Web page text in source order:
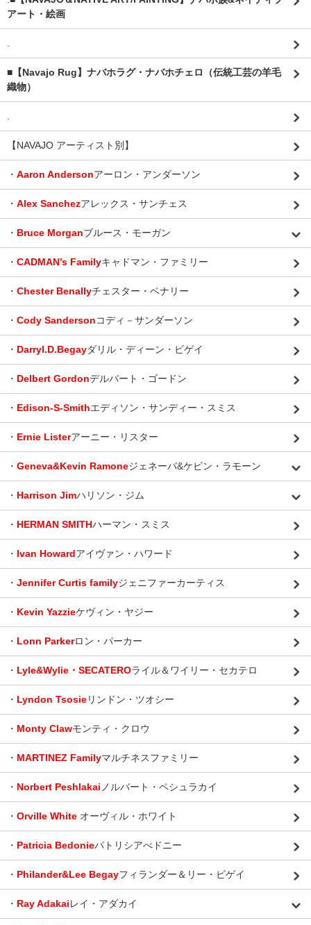
アート・絵画
.
■【Navajo Rug】ナバホラグ・ナバホチェロ（伝統工芸の羊毛
織物）
.
【NAVAJO アーティスト別】
・ Aaron Andersonアーロン・アンダーソン
・ Alex Sanchezアレックス・サンチェス
・ Bruce Morganブルース・モーガン
・ CADMAN’s Familyキャドマン・ファミリー
・ Chester Benallyチェスター・ベナリー
・ Cody Sandersonコディ－サンダーソン
・ Darryl.D.Begayダリル・ディーン・ビゲイ
・ Delbert Gordonデルバート・ゴードン
・ Edison-S-Smithエディソン・サンディー・スミス
・ Ernie Listerアーニー・リスター
・ Geneva&Kevin Ramoneジェネーバ&ケビン・ラモーン
・ Harrison Jimハリソン・ジム
・ HERMAN SMITHハーマン・スミス
・ Ivan Howardアイヴァン・ハワード
・ Jennifer Curtis familyジェニファーカーティス
・ Kevin Yazzieケヴィン・ヤジー
・ Lonn Parkerロン・パーカー
・ Lyle&Wylie・SECATEROライル＆ワイリー・セカテロ
・ Lyndon Tsosieリンドン・ツオシー
・ Monty Clawモンティ・クロウ
・ MARTINEZ Familyマルチネスファミリー
・ Norbert Peshlakai ノルバート・ペシュラカイ
・ Orville White オーヴィル・ホワイト
・ Patricia Bedonieパトリシアべドニー
・ Philander&Lee Begayフィランダー＆リー・ビゲイ
・ Ray Adakaiレイ・アダカイ